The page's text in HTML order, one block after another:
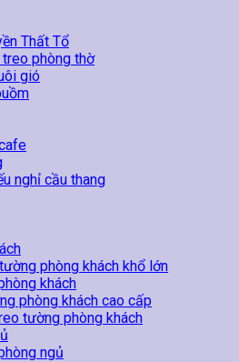
Thất Tổ
treo phòng thờ
gió
nghỉ cầu thang
phòng khách khổ lớn
khách
phòng khách cao cấp
tường phòng khách
ngủ